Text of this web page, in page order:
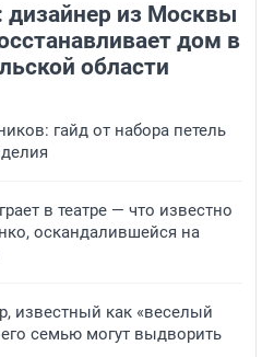
дизайнер из Москвы
дом в
области
гайд от набора петель
в театре — что известно
оскандалившейся на
известный как «веселый
семью могут выдворить